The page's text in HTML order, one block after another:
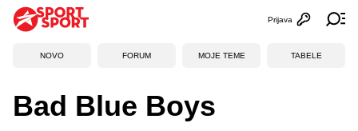
Otvori
Prijava
NOVO FORUM MOJE TEME TABELE
Bad Blue Boys